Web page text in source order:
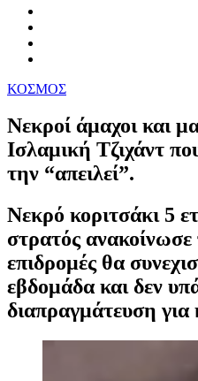
ΚΟΣΜΟΣ
Νεκροί άμαχοι και
Ισλαμική Τζιχάντ
την “απειλεί”.
Νεκρό κοριτσάκι 5
στρατός
επιδρομές θα
εβδομάδα και δεν
διαπραγμάτευση